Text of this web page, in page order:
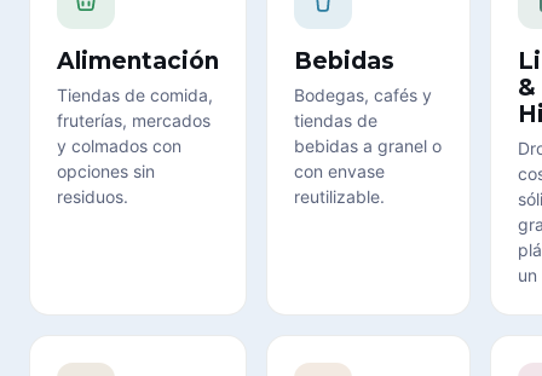
Alimentación
Tiendas de comida,
fruterías, mercados
y colmados con
opciones sin
residuos.
Bebidas
Bodegas, cafés y
tiendas de
bebidas a granel o
con envase
reutilizable.
&
un